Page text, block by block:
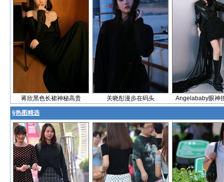
蒋欣黑色长裙神秘高贵 关晓彤漫步在码头 Angelababy眼神
§热图精选